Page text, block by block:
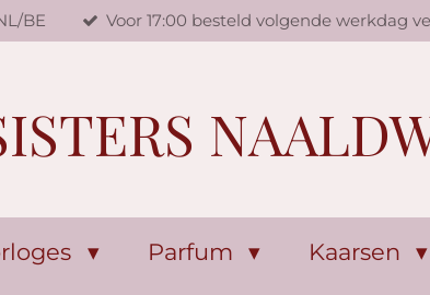
BE Voor 17:00 besteld volgende werkdag
Parfum Kaarsen